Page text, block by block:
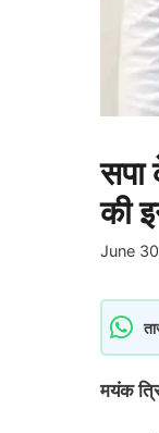
की
June
मयंक